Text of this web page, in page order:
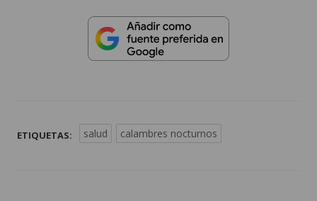
ETIQUETAS: salud calambres nocturnos